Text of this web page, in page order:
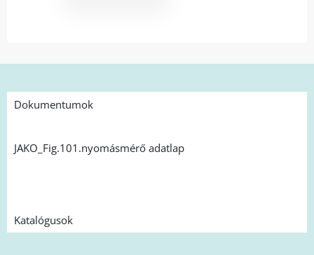
Dokumentumok
JAKO_Fig.101.nyomásmérő adatlap
Katalógusok